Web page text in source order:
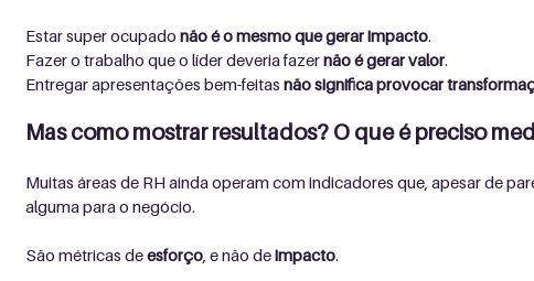
Estar super ocupado não é o mesmo que gerar impacto.
Fazer o trabalho que o líder deveria fazer não é gerar valor.
Entregar apresentações bem-feitas não significa provocar
Mas como mostrar resultados? O que é preciso
Muitas áreas de RH ainda operam com indicadores que, apesar de
alguma para o negócio.
São métricas de esforço , e não de impacto.